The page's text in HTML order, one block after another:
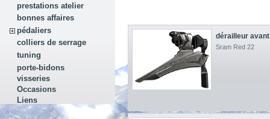
prestations atelier
bonnes affaires
pédaliers
colliers de serrage
tuning
porte-bidons
visseries
Occasions
Liens
dérailleur avant
Sram Red 22